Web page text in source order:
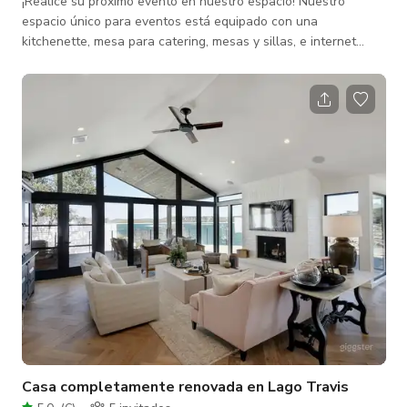
espacio único para eventos está equipado con una
kitchenette, mesa para catering, mesas y sillas, e internet
talleres, conferencias o reuniones grandes. Diseño de A/V e
iluminación disponibles como complementos. Nuestro espacio
para eventos está dentro de una galería de arte-tecnología
única. El espacio presenta obras de arte rotativas
regularmente y alberga estudios
Casa completamente renovada en Lago Travis